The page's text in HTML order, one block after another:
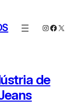
Instagram
X
de